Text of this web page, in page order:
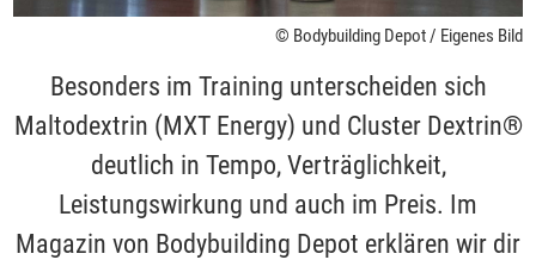
© Bodybuilding Depot / Eigenes Bild
Besonders im Training unterscheiden sich
Maltodextrin (MXT Energy) und Cluster Dextrin®
deutlich in Tempo, Verträglichkeit,
Leistungswirkung und auch im Preis. Im
Magazin von Bodybuilding Depot erklären wir dir